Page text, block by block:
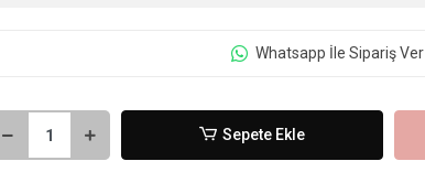
Whatsapp İle Sipariş Ver
Sepete Ekle